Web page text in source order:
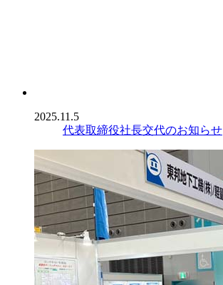
2025.11.5
代表取締役社長交代のお知らせ